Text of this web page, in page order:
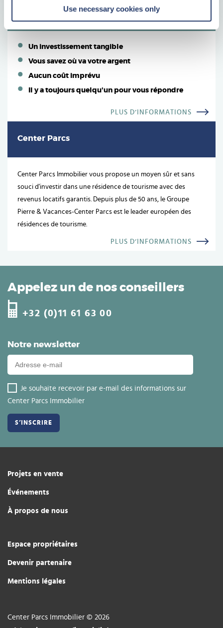
Use necessary cookies only
Pourquoi investir dans l'immobilier
Un investissement tangible
Vous savez où va votre argent
Aucun coût imprévu
Il y a toujours quelqu'un pour vous répondre
PLUS D’INFORMATIONS
Center Parcs
Center Parcs Immobilier vous propose un moyen sûr et sans
souci d'investir dans une résidence de tourisme avec des
revenus locatifs garantis. Depuis plus de 50 ans, le Groupe
Pierre & Vacances-Center Parcs est le leader européen des
résidences de tourisme.
PLUS D’INFORMATIONS
Notre newsletter
Je souhaite recevoir par e-mail des informations sur
Center Parcs Immobilier
Appelez un de nos conseillers
+32 (0)11 61 63 00
Projets en vente
Événements
À propos de nous
Espace propriétaires
Devenir partenaire
Mentions légales
Center Parcs Immobilier © 2026